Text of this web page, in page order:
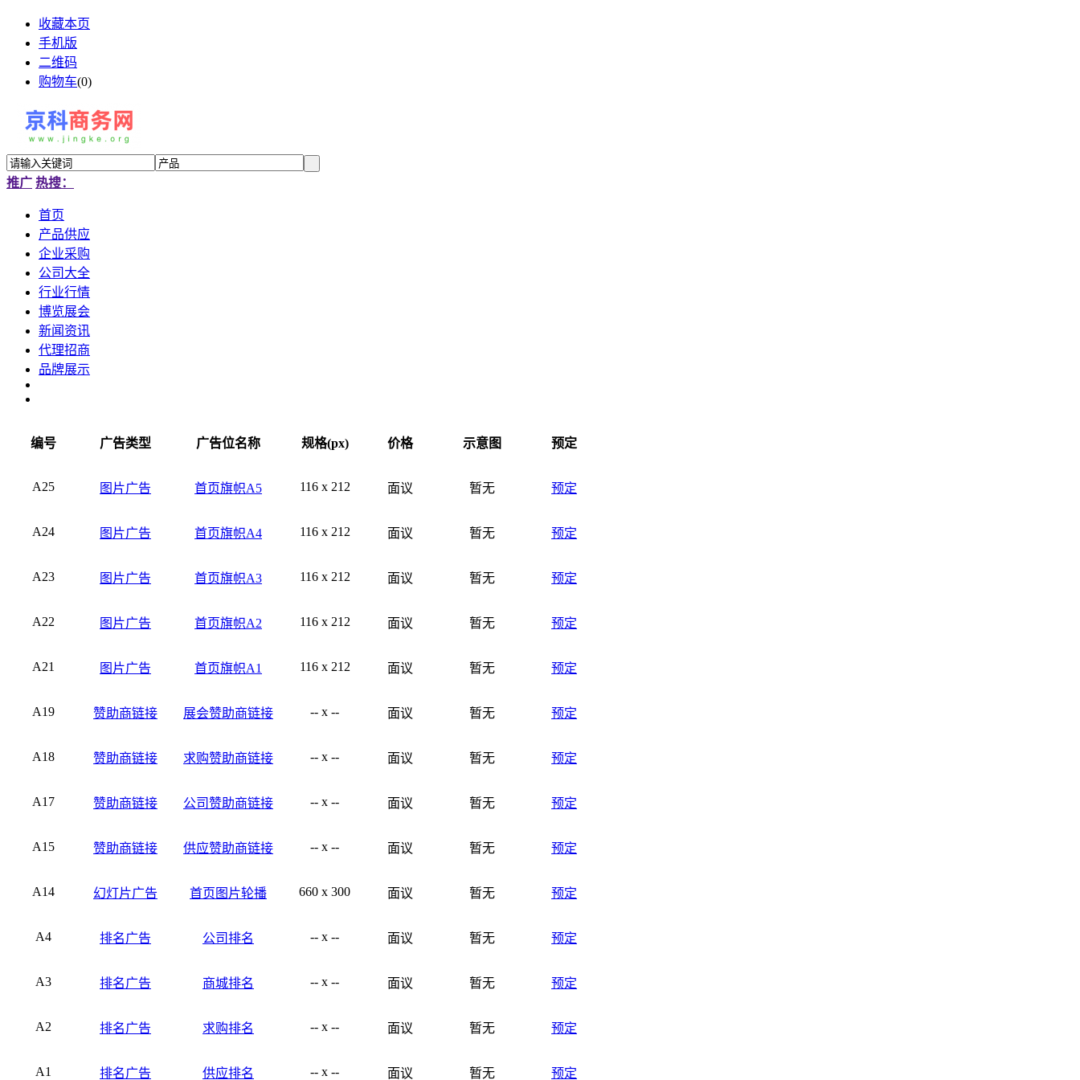
收藏本页
手机版
二维码
购物车(0)
推广 热搜：
首页
产品供应
企业采购
公司大全
行业行情
博览展会
新闻资讯
代理招商
品牌展示
编号 广告类型 广告位名称 规格(px) 价格 示意图 预定
A25 图片广告 首页旗帜A5 116 x 212 面议 暂无 预定
A24 图片广告 首页旗帜A4 116 x 212 面议 暂无 预定
A23 图片广告 首页旗帜A3 116 x 212 面议 暂无 预定
A22 图片广告 首页旗帜A2 116 x 212 面议 暂无 预定
A21 图片广告 首页旗帜A1 116 x 212 面议 暂无 预定
A19 赞助商链接 展会赞助商链接 -- x -- 面议 暂无 预定
A18 赞助商链接 求购赞助商链接 -- x -- 面议 暂无 预定
A17 赞助商链接 公司赞助商链接 -- x -- 面议 暂无 预定
A15 赞助商链接 供应赞助商链接 -- x -- 面议 暂无 预定
A14 幻灯片广告 首页图片轮播 660 x 300 面议 暂无 预定
A4 排名广告 公司排名 -- x -- 面议 暂无 预定
A3 排名广告 商城排名 -- x -- 面议 暂无 预定
A2 排名广告 求购排名 -- x -- 面议 暂无 预定
A1 排名广告 供应排名 -- x -- 面议 暂无 预定